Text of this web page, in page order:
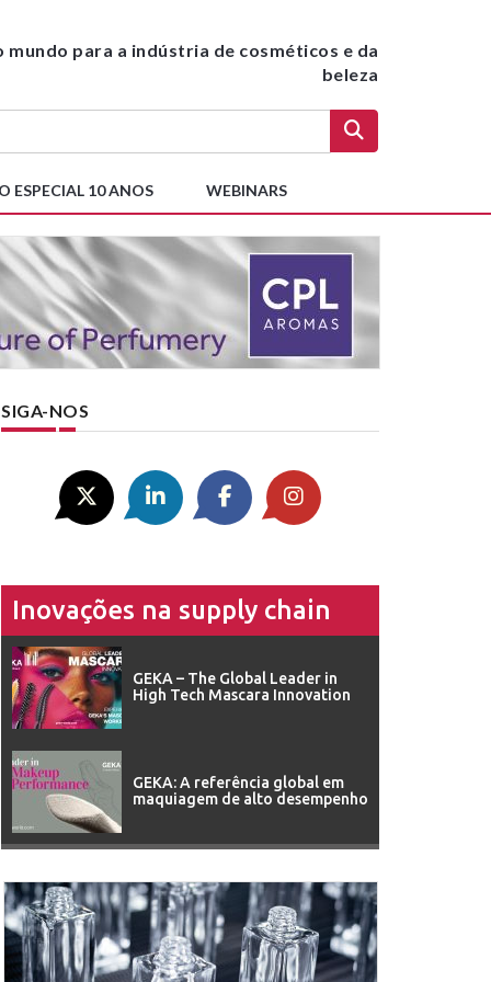
mundo para a indústria de cosméticos e da
beleza
ESPECIAL 10 ANOS WEBINARS
SIGA-NOS
Inovações na supply chain
GEKA – The Global Leader in
High Tech Mascara Innovation
GEKA: A referência global em
maquiagem de alto desempenho